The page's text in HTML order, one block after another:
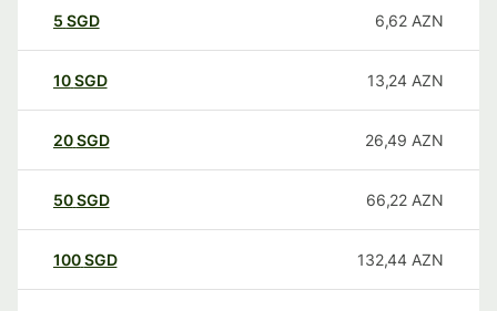
5 SGD 6,62 AZN
10SGD 13,24 AZN
20SGD 26,49 AZN
50SGD 66,22 AZN
100SGD 132,44 AZN